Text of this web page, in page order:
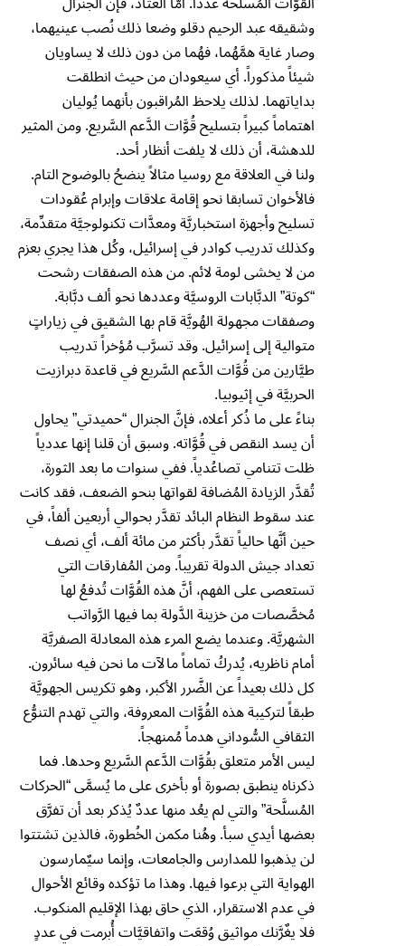
وشقيقه عبد الرحيم دقلو وضعا ذلك نُصب عينيهما،
وصار غاية همَّهُما، فهُما من دون ذلك لا يساويان
شيئاً مذكوراً. أي سيعودان من حيث انطلقت
بداياتهما. لذلك يلاحظ المُراقبون بأنهما يُوليان
اهتماماً كبيراً بتسليح قُوَّات الدَّعم السَّريع. ومن المثير
للدهشة، أن ذلك لا يلفت أنظار أحد.
ولنا في العلاقة مع روسيا مثالاً ينضحُ بالوضوح التام.
فالأخوان تسابقا نحو إقامة علاقات وإبرام عُقودات
تسليح وأجهزة استخباريَّة ومعدَّات تكنولوجيَّة متقدِّمة،
وكذلك تدريب كوادر في إسرائيل، وكُل هذا يجري بعزم
من لا يخشى لومة لائم. من هذه الصفقات رشحت
“كوتة” الدبَّابات الروسيَّة وعددها نحو ألف دبَّابة.
وصفقات مجهولة الهُويَّة قام بها الشقيق في زياراتٍ
متوالية إلى إسرائيل. وقد تسرَّب مُؤخراً تدريب
طيَّارين من قُوَّات الدَّعم السَّريع في قاعدة دبرازيت
الحربيَّة في إثيوبيا.
بناءً على ما ذُكر أعلاه، فإنَّ الجنرال “حميدتي” يحاول
أن يسد النقص في قُوَّاته. وسبق أن قلنا إنها عددياً
ظلت تتنامي تصاعُدياً. ففي سنوات ما بعد الثورة،
تُقدَّر الزيادة المُضافة لقواتها بنحو الضعف، فقد كانت
عند سقوط النظام البائد تقدَّر بحوالي أربعين ألفاً، في
حين أنَّها حالياً تقدَّر بأكثر من مائة ألف، أي نصف
تعداد جيش الدولة تقريباً. ومن المُفارقات التي
تستعصى على الفهم، أنَّ هذه القُوَّات تُدفعُ لها
مُخصَّصات من خزينة الدَّولة بما فيها الرَّواتب
الشهريَّة. وعندما يضع المرء هذه المعادلة الصفريَّة
أمام ناظريه، يُدركُ تماماً مالآت ما نحن فيه سائرون.
كل ذلك بعيداً عن الضَّرر الأكبر، وهو تكريس الجهويَّة
طبقاً لتركيبة هذه القُوَّات المعروفة، والتي تهدم التنوُّع
الثقافي السُّوداني هدماً مُمنهجاً.
ليس الأمر متعلق بقُوَّات الدَّعم السَّريع وحدها. فما
ذكرناه ينطبق بصورة أو بأخرى على ما يُسمَّى “الحركات
المُسلَّحة” والتي لم يعُد منها عددٌ يُذكر بعد أن تفرَّق
بعضها أيدي سبأ. وهُنا مكمن الخُطورة، فالذين تشتتوا
لن يذهبوا للمدارس والجامعات، وإنما سيٌمارسون
الهواية التي برعوا فيها. وهذا ما تؤكده وقائع الأحوال
في عدم الاستقرار، الذي حاق بهذا الإقليم المنكوب.
فلا يغٌرَّنك مواثيق وُقعَت واتفاقيَّات أُبرمت في عددٍ